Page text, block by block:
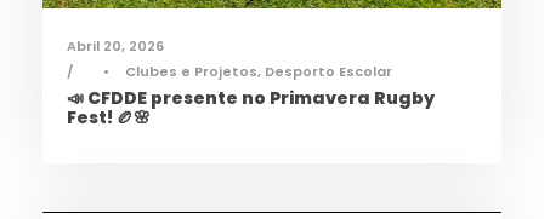
Abril 20, 2026
•
Clubes e Projetos, Desporto Escolar
📣 CFDDE presente no Primavera Rugby
Fest! 🏉🌸